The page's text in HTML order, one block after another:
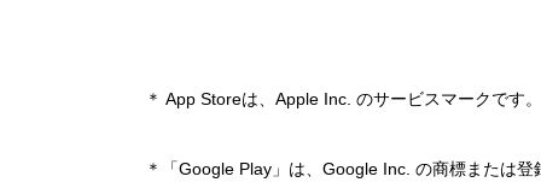
＊ App Storeは、Apple Inc. のサービスマークです。
＊「Google Play」は、Google Inc. の商標または登